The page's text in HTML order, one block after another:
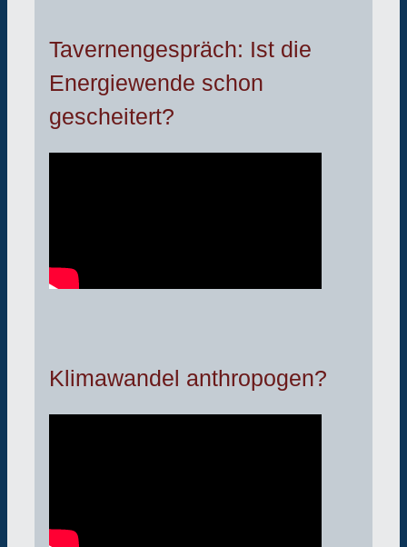
Tavernengespräch: Ist die
Energiewende schon
gescheitert?
Klimawandel anthropogen?